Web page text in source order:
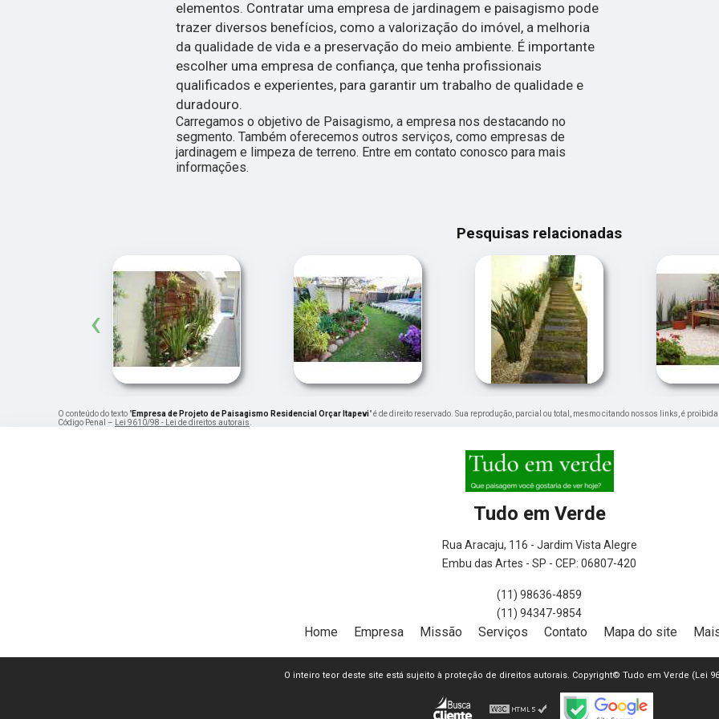
elementos. Contratar uma empresa de jardinagem e paisagismo pode
trazer diversos benefícios, como a valorização do imóvel, a melhoria
da qualidade de vida e a preservação do meio ambiente. É importante
escolher uma empresa de confiança, que tenha profissionais
qualificados e experientes, para garantir um trabalho de qualidade e
duradouro.
Carregamos o objetivo de Paisagismo, a empresa nos destacando no
segmento. Também oferecemos outros serviços, como empresas de
jardinagem e limpeza de terreno. Entre em contato conosco para mais
informações.
Pesquisas relacionadas
‹
O conteúdo do texto "Empresa de Projeto de Paisagismo Residencial Orçar Itapevi" é de direito reservado. Sua reprodução, parcial ou total, mesmo citando nossos links, é
Código Penal –
Lei 9610/98 - Lei de direitos autorais
Tudo em Verde
Rua Aracaju, 116 - Jardim Vista Alegre
Embu das Artes - SP - CEP: 06807-420
(11) 98636-4859
(11) 94347-9854
Home Empresa Missão Serviços Contato Mapa do site
O inteiro teor deste site está sujeito à proteção de direitos autorais. Copyright© Tudo em Verde (Lei